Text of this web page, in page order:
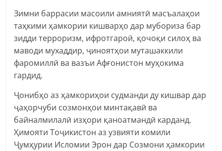
Зимни баррасии масоили амниятӣ масъалаҳои
таҳкими ҳамкории кишварҳо дар мубориза бар
зидди терроризм, ифротгароӣ, қочоқи силоҳ ва
маводи мухаддир, ҷиноятҳои муташаккили
фаромиллӣ ва вазъи Афғонистон муҳокима
гардид.
Ҷонибҳо аз ҳамкориҳои судманди ду кишвар дар
ҷаҳорчуби созмонҳои минтақавӣ ва
байналмилалӣ изҳори қаноатмандӣ карданд.
Ҳимояти Тоҷикистон аз узвияти комили
Ҷумҳурии Исломии Эрон дар Созмони ҳамкории